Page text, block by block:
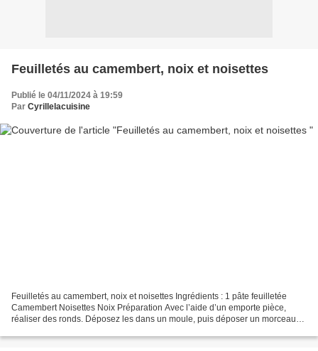
Feuilletés au camembert, noix et noisettes
Publié le 04/11/2024 à 19:59
Par Cyrillelacuisine
Feuilletés au camembert, noix et noisettes Ingrédients : 1 pâte feuilletée
Camembert Noisettes Noix Préparation Avec l’aide d’un emporte pièce,
réaliser des ronds. Déposez les dans un moule, puis déposer un morceau